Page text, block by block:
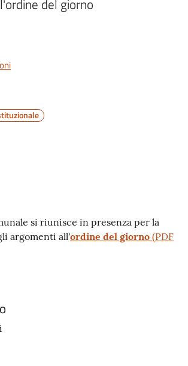
del giorno
si riunisce in presenza per la
argomenti all'ordine del giorno (PDF